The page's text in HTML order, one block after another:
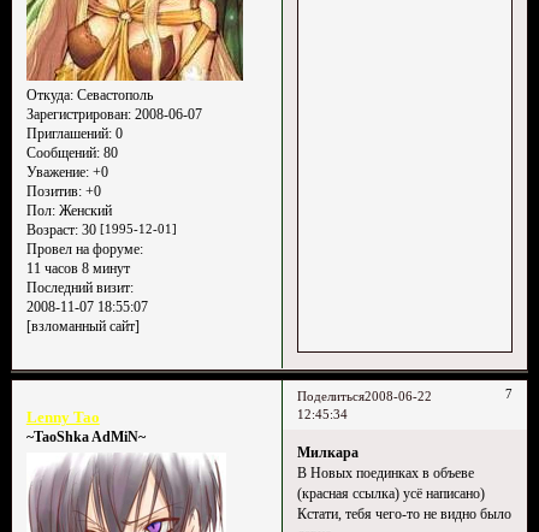
Откуда:Севастополь
Зарегистрирован: 2008-06-07
Приглашений:0
Сообщений:80
Уважение: +0
Позитив: +0
Пол:Женский
Возраст:30 [1995-12-01]
Провел на форуме:
11 часов 8 минут
Последний визит:
2008-11-07 18:55:07
[взломанный сайт]
Поделиться 7
2008-06-22
12:45:34
Lenny Tao
~TaoShka AdMiN~
Милкара
В Новых поединках в объеве
(красная ссылка) усё написано)
Кстати, тебя чего-то не видно было